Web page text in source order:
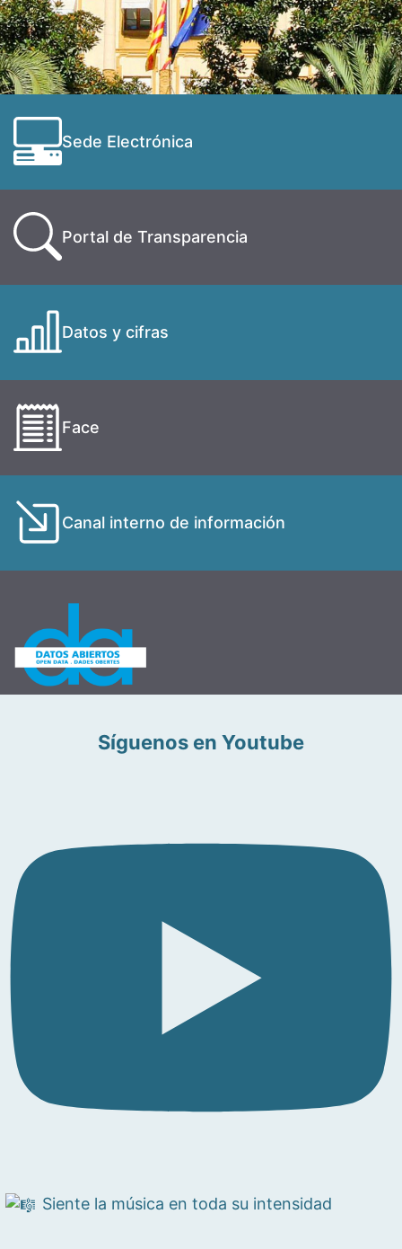
Sede Electrónica
Portal de Transparencia
Datos y cifras
Face
Canal interno de información
Síguenos en Youtube
Siente la música en toda su intensidad